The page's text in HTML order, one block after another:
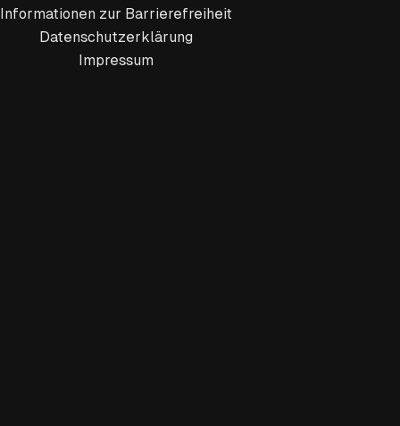
Informationen zur Barrierefreiheit
Datenschutzerklärung
Impressum